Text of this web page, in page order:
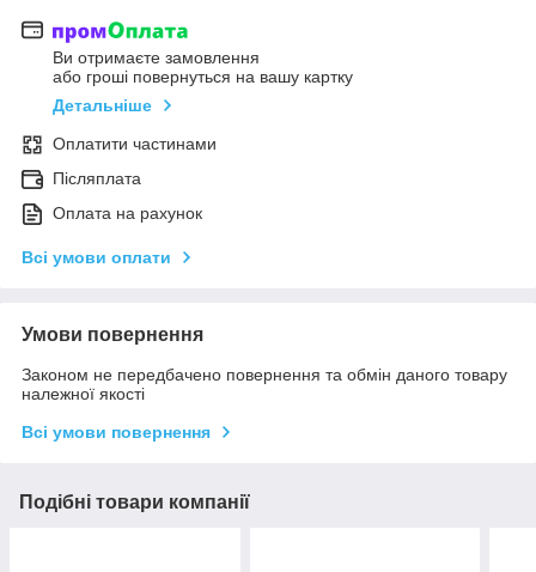
Ви отримаєте замовлення
або гроші повернуться на вашу картку
Детальніше
Оплатити частинами
Післяплата
Оплата на рахунок
Всі умови оплати
Умови повернення
Законом не передбачено повернення та обмін даного товару
належної якості
Всі умови повернення
Подібні товари компанії